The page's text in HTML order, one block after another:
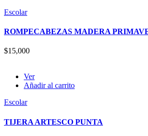
Escolar
ROMPECABEZAS MADERA
$15,000
Ver
Añadir al carrito
Escolar
TIJERA ARTESCO PUNTA